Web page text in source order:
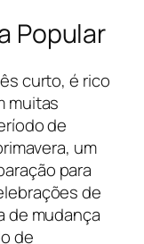
Popular
curto, é rico
muitas
de
um
para
de
de mudança
de